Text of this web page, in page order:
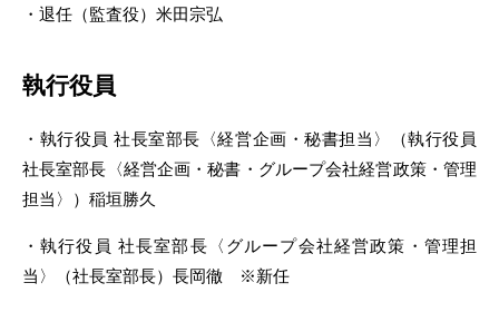
・退任（監査役）米田宗弘
執行役員
・執行役員 社長室部長〈経営企画・秘書担当〉（執行役員
社長室部長〈経営企画・秘書・グループ会社経営政策・管理
担当〉）稲垣勝久
・執行役員 社長室部長〈グループ会社経営政策・管理担
当〉（社長室部長）長岡徹 ※新任